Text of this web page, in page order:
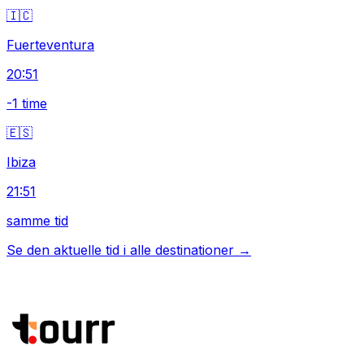
🇮🇨
Fuerteventura
20:51
-1 time
🇪🇸
Ibiza
21:51
samme tid
Se den aktuelle tid i alle destinationer →